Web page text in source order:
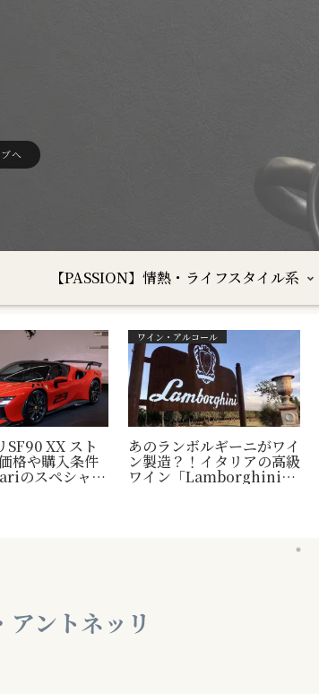
へ
【PASSION】情熱・ライフスタイル系
SF90 XX スト
格や購入条件
のスペシャル
ワイン・アルコール
あのランボルギーニがワイ
ン製造？！イタリアの高級
ワイン「Lamborghini」
アントネッリ